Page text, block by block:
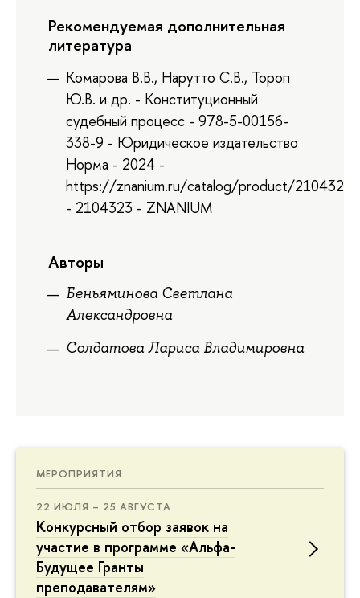
МЕРОПРИЯТИЯ
22 ИЮЛЯ – 25 АВГУСТА
Конкурсный отбор заявок на
участие в программе «Альфа-
Будущее Гранты
преподавателям»
Рекомендуемая дополнительная
литература
Комарова В.В., Нарутто С.В., Тороп
Ю.В. и др. - Конституционный
судебный процесс - 978-5-00156-
338-9 - Юридическое издательство
Норма - 2024 -
https://znanium.ru/catalog/product/2104323
- 2104323 - ZNANIUM
Авторы
Беньяминова Светлана
Александровна
Солдатова Лариса Владимировна